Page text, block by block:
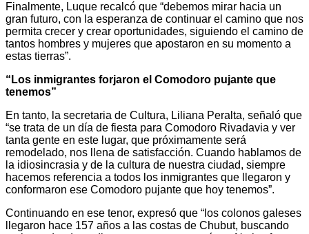
Finalmente, Luque recalcó que “debemos mirar hacia un
gran futuro, con la esperanza de continuar el camino que nos
permita crecer y crear oportunidades, siguiendo el camino de
tantos hombres y mujeres que apostaron en su momento a
estas tierras”.
“Los inmigrantes forjaron el Comodoro pujante que
tenemos”
En tanto, la secretaria de Cultura, Liliana Peralta, señaló que
“se trata de un día de fiesta para Comodoro Rivadavia y ver
tanta gente en este lugar, que próximamente será
remodelado, nos llena de satisfacción. Cuando hablamos de
la idiosincrasia y de la cultura de nuestra ciudad, siempre
hacemos referencia a todos los inmigrantes que llegaron y
conformaron ese Comodoro pujante que hoy tenemos”.
Continuando en ese tenor, expresó que “los colonos galeses
llegaron hace 157 años a las costas de Chubut, buscando